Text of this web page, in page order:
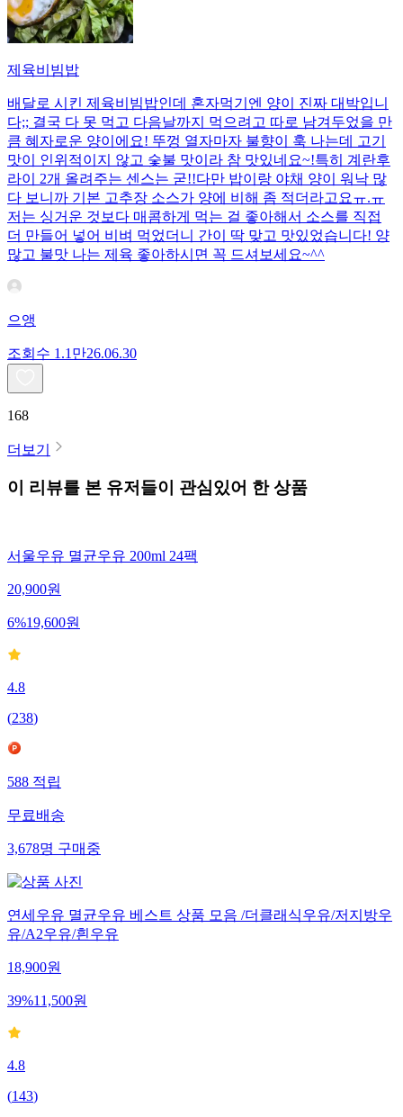
제육비빔밥
배달로 시킨 제육비빔밥인데 혼자먹기엔 양이 진짜 대박입니
다;; 결국 다 못 먹고 다음날까지 먹으려고 따로 남겨두었을 만
큼 혜자로운 양이에요! 뚜껑 열자마자 불향이 훅 나는데 고기
맛이 인위적이지 않고 숯불 맛이라 참 맛있네요~!특히 계란후
라이 2개 올려주는 센스는 굳!! ​다만 밥이랑 야채 양이 워낙 많
다 보니까 기본 고추장 소스가 양에 비해 좀 적더라고요ㅠ.ㅠ
저는 싱거운 것보다 매콤하게 먹는 걸 좋아해서 소스를 직접
더 만들어 넣어 비벼 먹었더니 간이 딱 맞고 맛있었습니다! 양
많고 불맛 나는 제육 좋아하시면 꼭 드셔보세요~^^
으앵
조회수 1.1만26.06.30
168
더보기
이 리뷰를 본 유저들이 관심있어 한 상품
서울우유 멸균우유 200ml 24팩
20,900원
6%19,600원
4.8
(238)
588 적립
무료배송
3,678명 구매중
연세우유 멸균우유 베스트 상품 모음 /더클래식우유/저지방우
유/A2우유/흰우유
18,900원
39%11,500원
4.8
(143)